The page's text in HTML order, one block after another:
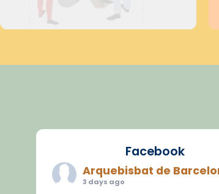
Facebook
Arquebisbat de
3 days ago